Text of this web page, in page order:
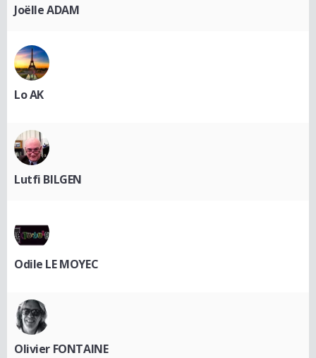
Joëlle ADAM
Lo AK
Lutfi BILGEN
Odile LE MOYEC
Olivier FONTAINE